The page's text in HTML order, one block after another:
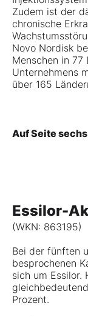
Zudem ist der
chronische
Novo Nordisk
Menschen in 77
Unternehmens
über 165
Auf Seite
Essilor-
(WKN: 863195)
Bei der fünften
besprochenen
sich um Essilor.
Prozent.